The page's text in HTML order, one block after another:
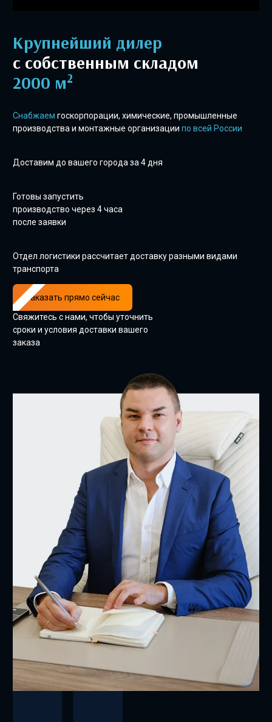
Крупнейший дилер
с собственным складом
2000 м2
Снабжаем госкорпорации, химические, промышленные
производства и монтажные организации по всей России
Доставим до вашего города за 4 дня
Готовы запустить
производство через 4 часа
после заявки
Отдел логистики рассчитает доставку разными видами
транспорта
Заказать прямо сейчас
Свяжитесь с нами, чтобы уточнить
сроки и условия доставки вашего
заказа